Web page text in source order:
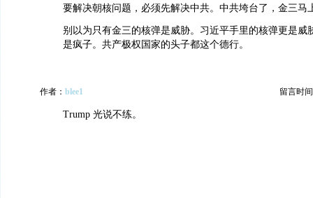
要解决朝核问题，必须先解决中共。中共垮台了，金三马
别以为只有金三的核弹是威胁。习近平手里的核弹更是威
是疯子。共产极权国家的头子都这个德行。
作者： blee1 留言时
Trump 光说不练。